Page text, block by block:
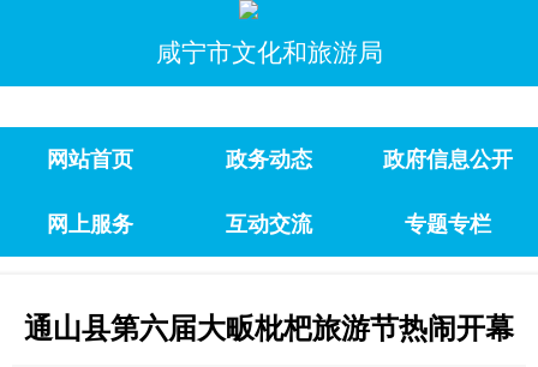
咸宁市文化和旅游局
网站首页 政务动态 政府信息公开
网上服务 互动交流 专题专栏
通山县第六届大畈枇杷旅游节热闹开幕